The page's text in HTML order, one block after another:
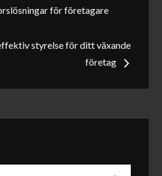
för företagare
styrelse för ditt växande
företag